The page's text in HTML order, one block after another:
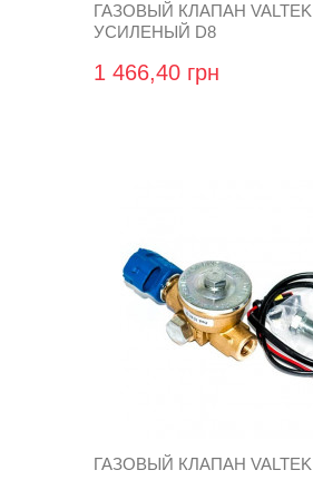
ГАЗОВЫЙ КЛАПАН VALTEK
УСИЛЕНЫЙ D8
1 466,40 грн
ГАЗОВЫЙ КЛАПАН VALTEK